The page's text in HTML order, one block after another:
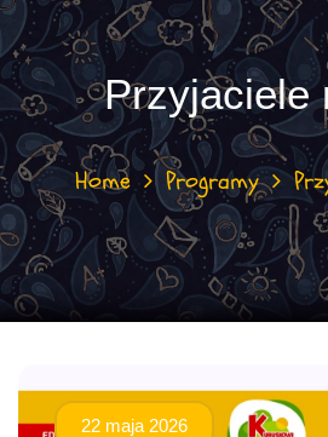
Przyjaciele
Home Programy
22 maja 2026